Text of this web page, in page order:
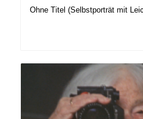
Ohne Titel (Selbstporträt mit